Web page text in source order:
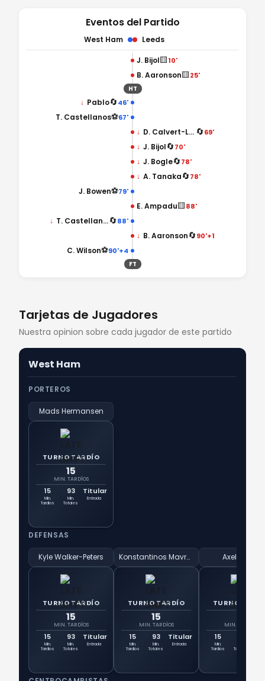
Eventos del Partido
West Ham Leeds
J. Bijol🟨10'
B. Aaronson🟨25'
HT
46'
🔄
↓ Pablo
67'
⚽
T. Castellanos
↓ D. Calvert-Lewin 🔄69'
↓ J. Bijol🔄70'
↓ J. Bogle🔄78'
↓ A. Tanaka🔄78'
79'
⚽
J. Bowen
E. Ampadu🟨88'
88'
🔄
↓ T. Castellanos
↓ B. Aaronson🔄90'+1
90'+4
⚽
C. Wilson
FT
Tarjetas de Jugadores
Nuestra opinion sobre cada jugador de este partido
West Ham
PORTEROS
Mads Hermansen
TURNO TARDÍO
15
MIN. TARDÍOS
15
Min.
Tardíos
93
Min.
Totales
Titular
Entrada
DEFENSAS
Kyle Walker-Peters
TURNO TARDÍO
15
MIN. TARDÍOS
15
Min.
Tardíos
93
Min.
Totales
Titular
Entrada
Konstantinos Mavropanos
TURNO TARDÍO
15
MIN. TARDÍOS
15
Min.
Tardíos
93
Min.
Totales
Titular
Entrada
Axel Disasi
TURNO
MIN. TARDÍOS
15
Min.
Tardíos
Totales